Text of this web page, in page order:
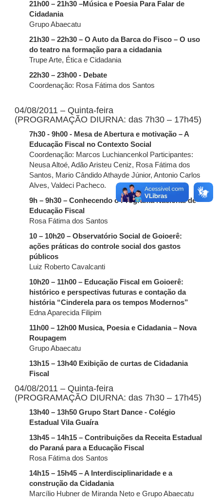
21h00 – 21h30 –Música e Poesia Para Falar de
Cidadania
Grupo Abaecatu
21h30 – 22h30 – O Auto da Barca do Fisco – O uso
do teatro na formação para a cidadania
Trupe Arte, Ética e Cidadania
22h30 – 23h00 - Debate
Coordenação: Rosa Fátima dos Santos
04/08/2011 – Quinta-feira
(PROGRAMAÇÃO DIURNA: das 7h30 – 17h45)
7h30 - 9h00 - Mesa de Abertura e motivação – A
Educação Fiscal no Contexto Social
Coordenação: Marcos Luchiancenkol Participantes:
Neusa Altoé, Adão Aristeu Ceniz, Rosa Fátima dos
Santos, Mario Cândido Athayde Júnior, Antonio Carlos
Alves, Valdeci Pacheco.
9h – 9h30 – Conhecendo o Programa Nacional de
Educação Fiscal
Rosa Fátima dos Santos
10 – 10h20 – Observatório Social de Goioerê:
ações práticas do controle social dos gastos
públicos
Luiz Roberto Cavalcanti
10h20 – 11h00 – Educação Fiscal em Goioerê:
histórico e perspectivas futuras e contação da
história “Cinderela para os tempos Modernos”
Edna Aparecida Filipim
11h00 – 12h00 Musica, Poesia e Cidadania – Nova
Roupagem
Grupo Abaecatu
13h15 – 13h40 Exibição de curtas de Cidadania
Fiscal
04/08/2011 – Quinta-feira
(PROGRAMAÇÃO DIURNA: das 7h30 – 17h45)
13h40 – 13h50 Grupo Start Dance - Colégio
Estadual Vila Guaíra
13h45 – 14h15 – Contribuições da Receita Estadual
do Paraná para a Educação Fiscal
Rosa Fátima dos Santos
14h15 – 15h45 – A Interdisciplinaridade e a
construção da Cidadania
Marcílio Hubner de Miranda Neto e Grupo Abaecatu